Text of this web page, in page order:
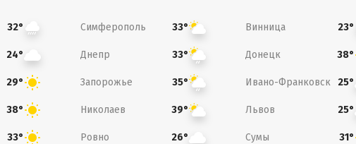
32° Симферополь 33° Винница 23°
24° Днепр 33° Донецк 38°
29° Запорожье 35° Ивано-Франковск 25°
38° Николаев 39° Львов 25°
33° Ровно 26° Сумы 31°